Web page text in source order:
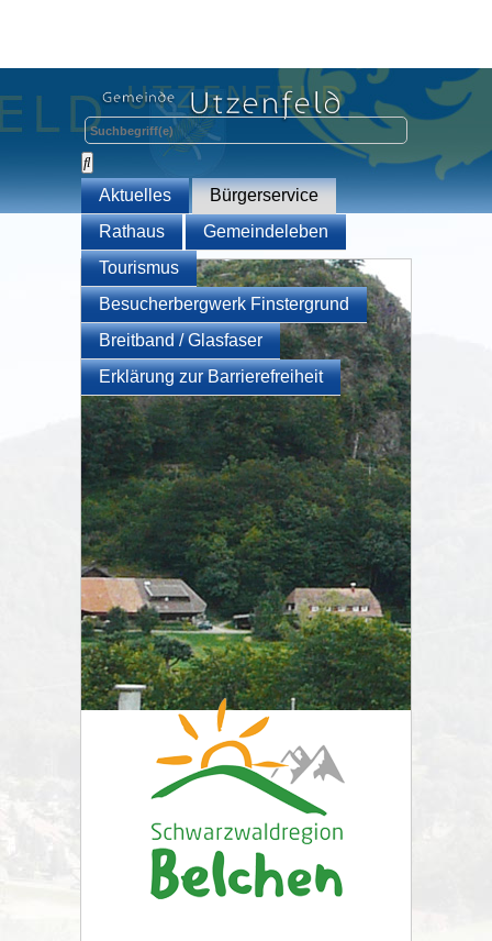
Aktuelles
Bürgerservice
Rathaus
Gemeindeleben
Tourismus
Besucherbergwerk Finstergrund
Breitband / Glasfaser
Erklärung zur Barrierefreiheit